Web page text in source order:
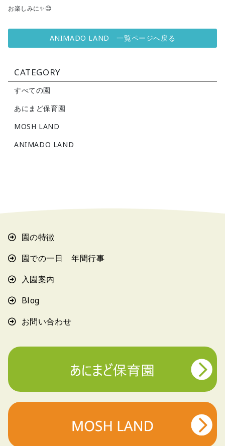
お楽しみに✨😊
ANIMADO LAND 一覧ページへ戻る
CATEGORY
すべての園
あにまど保育園
MOSH LAND
ANIMADO LAND
園の特徴
園での一日 年間行事
入園案内
Blog
お問い合わせ